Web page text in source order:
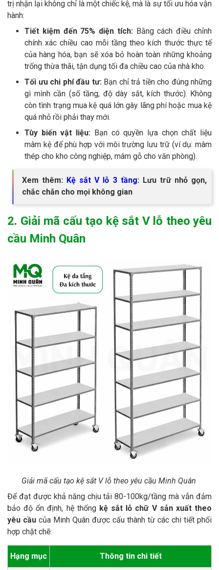
trị nhận lại không chỉ là một chiếc kệ, mà là sự tối ưu hóa vận
hành:
Tiết kiệm đến 75% diện tích: Bằng cách điều chỉnh
chính xác chiều cao mỗi tầng theo kích thước thực tế
của hàng hóa, bạn sẽ xóa bỏ hoàn toàn những khoảng
trống thừa thãi, tận dụng tối đa chiều cao của nhà kho.
Tối ưu chi phí đầu tư: Bạn chỉ trả tiền cho đúng những
gì mình cần (số tầng, độ dày sắt, kích thước). Không
còn tình trạng mua kệ quá lớn gây lãng phí hoặc mua kệ
quá nhỏ rồi phải thay mới.
Tùy biến vật liệu: Bạn có quyền lựa chọn chất liệu
mâm kệ để phù hợp với môi trường lưu trữ (ví dụ: mâm
thép cho kho công nghiệp, mâm gỗ cho văn phòng).
Xem thêm: Kệ sắt V lỗ 3 tầng: Lưu trữ nhỏ gọn,
chắc chắn cho mọi không gian
2. Giải mã cấu tạo kệ sắt V lỗ theo yêu
cầu Minh Quân
Giải mã cấu tạo kệ sắt V lỗ theo yêu cầu Minh Quân
Để đạt được khả năng chịu tải 80-100kg/tầng mà vẫn đảm
bảo độ ổn định, hệ thống kệ sắt lỗ chữ V sản xuất theo
yêu cầu của Minh Quân được cấu thành từ các chi tiết phối
hợp chặt chẽ:
Hạng mục Thông tin chi tiết